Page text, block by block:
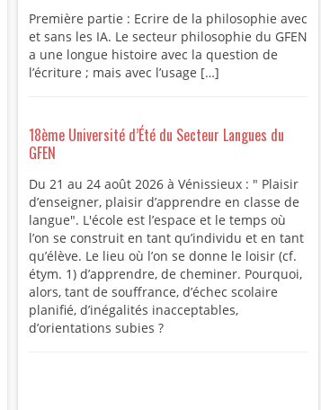
Première partie : Ecrire de la philosophie avec
et sans les IA. Le secteur philosophie du GFEN
a une longue histoire avec la question de
l’écriture ; mais avec l’usage […]
18ème Université d’Été du Secteur Langues du
GFEN
Du 21 au 24 août 2026 à Vénissieux : " Plaisir
d’enseigner, plaisir d’apprendre en classe de
langue". L'école est l’espace et le temps où
l’on se construit en tant qu’individu et en tant
qu’élève. Le lieu où l’on se donne le loisir (cf.
étym. 1) d’apprendre, de cheminer. Pourquoi,
alors, tant de souffrance, d’échec scolaire
planifié, d’inégalités inacceptables,
d’orientations subies ?